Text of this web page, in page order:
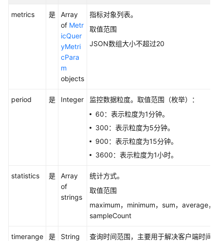
数
ShowMetricsData
控
加
务
metrics 是
Array
of Metr
icQuer
yMetri
cPara
m
objects
指标对象列表。
取值范围
JSON数组大小不超过20
period 是 Integer
监控数据粒度。取值范围（枚举）：
60：表示粒度为1分钟。
300：表示粒度为5分钟。
900：表示粒度为15分钟。
3600：表示粒度为1小时。
statistics 是
Array
of
strings
统计方式。
取值范围
maximum，minimum，sum，average，
sampleCount
timerange 是 String
查询时间范围，主要用于解决客户端时间